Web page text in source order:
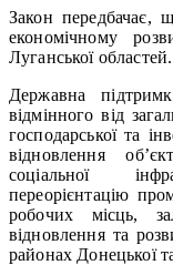
Закон передбачає,
економічному
Луганської областей.
Державна
відмінного від
господарської та
відновлення
соціальної
переорієнтацію
робочих місць,
відновлення та
районах Донецької